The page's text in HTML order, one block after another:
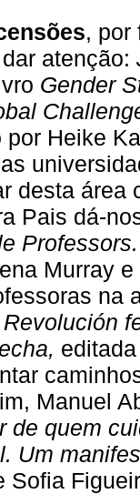
, por
atenção:
Gender
por Heike
desta
Pais dá-
Murray
na
Revolución
Manuel
de quem
Um
Sofia